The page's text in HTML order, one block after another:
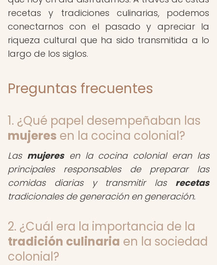
recetas y tradiciones culinarias, podemos
conectarnos con el pasado y apreciar la
riqueza cultural que ha sido transmitida a lo
largo de los siglos.
Preguntas frecuentes
1. ¿Qué papel desempeñaban las
mujeres en la cocina colonial?
Las mujeresen la cocina colonial eran las
principales responsables de preparar las
comidas diarias y transmitir las recetas
tradicionales de generación en generación.
2. ¿Cuál era la importancia de la
tradición culinaria en la sociedad
colonial?